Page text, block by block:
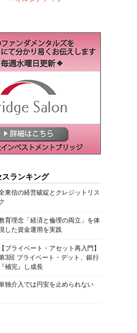
ランキング
東信の経営破綻とクレジットリス
育理念「経済と倫理の両立」を体
した資金運用を実践
【プライベート・アセット再入門】
3回 プライベート・デット、銀行
『補完』し成長
独介入では円安を止められない